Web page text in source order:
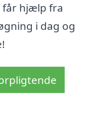
får hjælp fra
i dag og